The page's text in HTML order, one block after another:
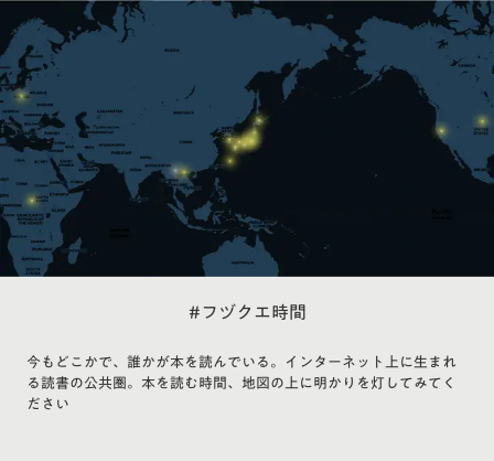
#フヅクエ時間
今もどこかで、誰かが本を読んでいる。インターネット上に生まれ
る読書の公共圏。本を読む時間、地図の上に明かりを灯してみてく
ださい